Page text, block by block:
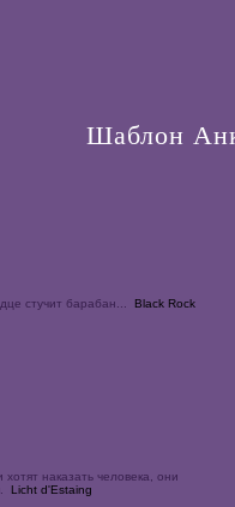
Шаблон
стучит барабан...
Black Rock
хотят наказать человека, они
Licht d'Estaing